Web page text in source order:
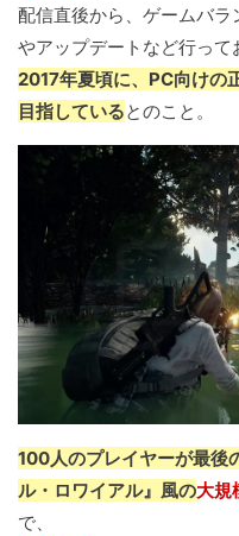
配信直後から、ゲームバ
やアップデートなど行って
2017年夏頃に、PC向けの
目指しているとのこと。
100人のプレイヤーが最後
ル・ロワイアル』風の大規
で、